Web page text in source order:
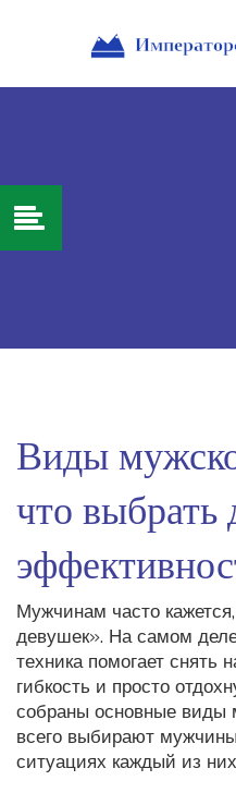
Виды
что выбрать
Мужчинам часто
девушек». На самом
техника помогает снять
гибкость и просто
собраны основные виды
всего выбирают
ситуациях каждый из